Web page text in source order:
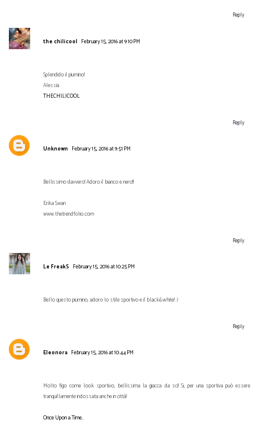
Reply
the chilicool February 15, 2016 at 9:10 PM
Splendido il piumino!
Alessia
THECHILICOOL
Reply
Unknown February 15, 2016 at 9:51 PM
Bellissimo davvero! Adoro il bianco e nero!!
Erika Swan
www.thetrendfolio.com
Reply
Le FreakS February 15, 2016 at 10:25 PM
Bello questo piumino, adoro lo stile sportivo e il black&white! :)
Reply
Eleonora February 15, 2016 at 10:44 PM
Molto figo come look sportivo, bellissima la giacca da sci! Si, per una sportiva può essere
tranquillamente indossata anche in città!
Once Upon a Time..